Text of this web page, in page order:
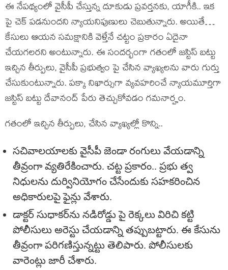
ఈ నేప‌థ్యంలో వైసీపీ చేస్తున్న దూకుడు ప్ర‌వ‌ర్త‌న‌కు, యాగీకి.. ఇక‌
పై చెక్ ప‌డ‌నుంద‌ని న్యాయ‌నిపుణులు చెబుతున్నారు. అయితే…
కేసులు ఆయ‌న స‌మ‌క్షానికి వెళ్తేనే చ‌ట్టం ప్ర‌కారం ఏదైనా
చేయ‌గ‌ల‌ర‌ని అంటున్నారు. ఈ సంద‌ర్భంగా గ‌తంలో జ‌స్టిస్ బ‌ట్టు
ఇచ్చిన తీర్పులు, వైసీపీ ప్ర‌భుత్వం పై చేసిన వ్యాఖ్య‌ల‌ను వారు గుర్తు
చేసుకుంటున్నారు. ప‌క్కా నిఖార్సుగా వ్య‌వ‌హ‌రించే న్యాయ‌మూర్తిగా
జ‌స్టిస్ బ‌ట్టు దేవానంద్ పేరు తెచ్చుకోవ‌డం గ‌మ‌నార్హం.
గ‌తంలో ఇచ్చిన తీర్పులు, చేసిన వ్యాఖ్య‌ల్లో కొన్ని..
సచివాల‌యాల‌కు వైసీపీ జెండా రంగులు వేయ‌డాన్ని
తీవ్రంగా వ్య‌తిరేకించారు. చ‌ట్ట ప్ర‌కారం.. ప్ర‌భు త్వ
నిధుల‌ను దుర్వినియోగం చేసేందుకు స‌హ‌క‌రించిన
అధికారుల‌పై ఫైన్లు వేశారు.
డాక్ట‌ర్ సుధాక‌ర్‌ను న‌డిరోడ్డు పై రెక్క‌లు విరిచి క‌ట్టి
పోలీసులు అరెస్టు చేయ‌డాన్ని త‌ప్పుబ‌ట్టారు. ఈ కేసును
తీవ్రంగా ప‌రిగ‌ణిస్తున్న‌ట్టు తెలిపారు. పోలీసుల‌కు
వారెంట్లు జారీ చేశారు.